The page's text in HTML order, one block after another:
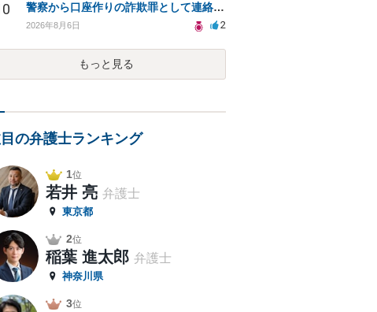
警察から口座作りの詐欺罪として連絡が来ました。
2026年8月6日 2
もっと見る
の弁護士ランキング
1位
若井 亮 弁護士
東京都
2位
稲葉 進太郎 弁護士
神奈川県
3位